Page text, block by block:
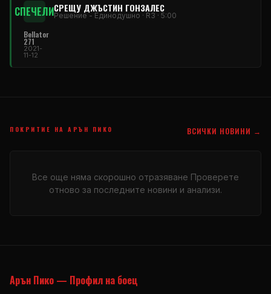
СПЕЧЕЛИСРЕЩУ ДЖЪСТИН ГОНЗАЛЕС
Решение - Единодушно · R3 · 5:00
Bellator
271
2021-
11-12
ПОКРИТИЕ НА АРЪН ПИКО ВСИЧКИ НОВИНИ →
Все още няма скорошно отразяване Проверете
отново за последните новини и анализи.
Арън Пико — Профил на боец